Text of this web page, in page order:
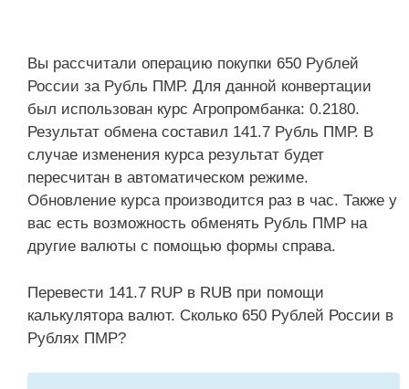
Вы рассчитали операцию покупки 650 Рублей
России за Рубль ПМР. Для данной конвертации
был использован курс Агропромбанка: 0.2180.
Результат обмена составил 141.7 Рубль ПМР. В
случае изменения курса результат будет
пересчитан в автоматическом режиме.
Обновление курса производится раз в час. Также у
вас есть возможность обменять Рубль ПМР на
другие валюты с помощью формы справа.
Перевести 141.7 RUP в RUB при помощи
калькулятора валют. Сколько 650 Рублей России в
Рублях ПМР?